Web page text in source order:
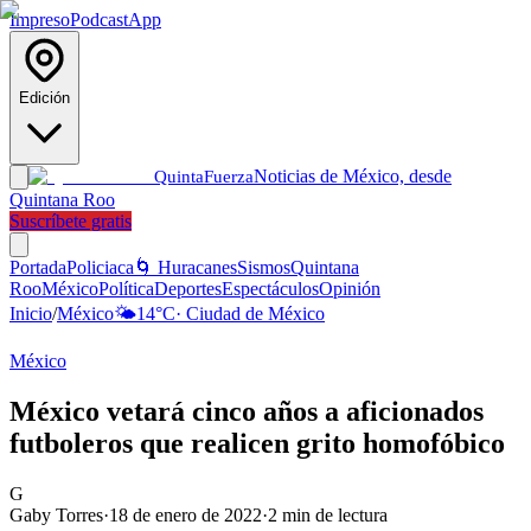
ImpresoPodcastApp
Edición
QuintaFuerzaNoticias de México, desde
Quintana Roo
Suscríbete gratis
PortadaPoliciaca 🌀 HuracanesSismosQuintana
RooMéxicoPolíticaDeportesEspectáculosOpinión
Inicio/México🌤️14°C· Ciudad de México
México
México vetará cinco años a aficionados
futboleros que realicen grito homofóbico
G
Gaby Torres·18 de enero de 2022·2 min de lectura